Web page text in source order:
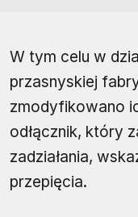
W tym celu w
przasnyskiej
zmodyfikowano
odłącznik, który
zadziałania,
przepięcia.